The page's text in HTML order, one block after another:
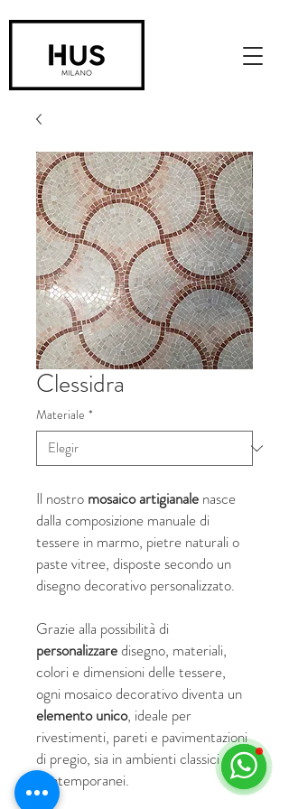
Clessidra
Materiale *
Il nostro mosaico artigianale nasce
dalla composizione manuale di
tessere in marmo, pietre naturali o
paste vitree, disposte secondo un
disegno decorativo personalizzato.
Grazie alla possibilità di
personalizzaredisegno, materiali,
colori e dimensioni delle tessere,
ogni mosaico decorativo diventa un
elemento unico, ideale per
rivestimenti, pareti e pavimentazioni
di pregio, sia in ambienti classici che
contemporanei.